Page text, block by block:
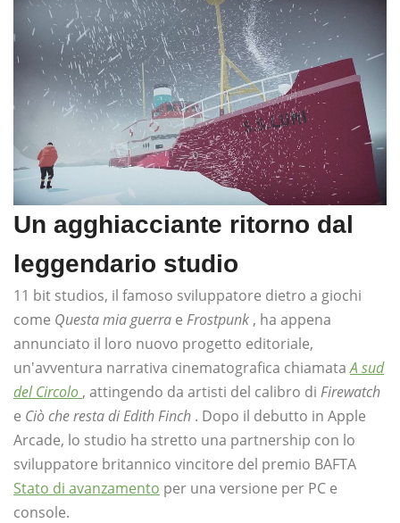
Un agghiacciante ritorno dal
leggendario studio
11 bit studios, il famoso sviluppatore dietro a giochi
come Questa mia guerra e Frostpunk , ha appena
annunciato il loro nuovo progetto editoriale,
un'avventura narrativa cinematografica chiamataA sud
del Circolo , attingendo da artisti del calibro di Firewatch
e Ciò che resta di Edith Finch . Dopo il debutto in Apple
Arcade, lo studio ha stretto una partnership con lo
sviluppatore britannico vincitore del premio BAFTA
Stato di avanzamento per una versione per PC e
console.